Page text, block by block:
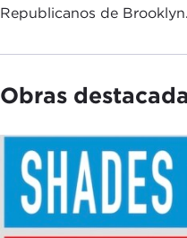
Republicanos de Brooklyn.
Obras